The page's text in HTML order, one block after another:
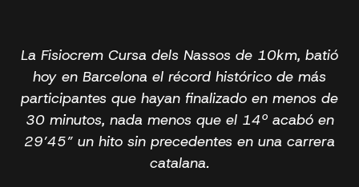
La Fisiocrem Cursa dels Nassos de 10km, batió
hoy en Barcelona el récord histórico de más
participantes que hayan finalizado en menos de
30 minutos, nada menos que el 14º acabó en
29’45” un hito sin precedentes en una carrera
catalana.